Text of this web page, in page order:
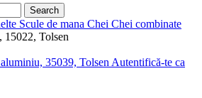
Search
Scule de mana Chei Chei combinate
15022, Tolsen
35039, Tolsen Autentifică-te ca